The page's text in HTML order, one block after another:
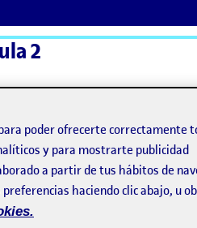
2
poder ofrecerte correctamente
y para mostrarte publicidad
a partir de tus hábitos de
haciendo clic abajo, u